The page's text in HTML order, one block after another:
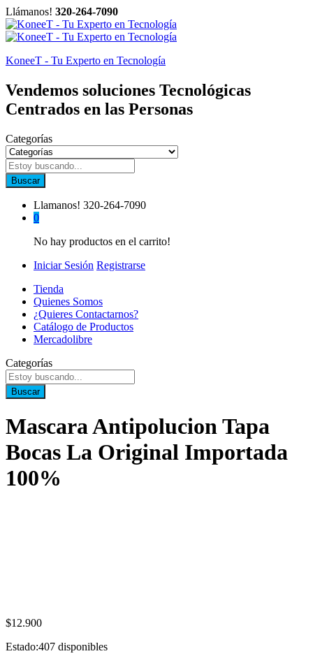
Llámanos! 320-264-7090
KoneeT - Tu Experto en Tecnología
Vendemos soluciones Tecnológicas
Centrados en las Personas
Categorías
Buscar
Llamanos! 320-264-7090
0
No hay productos en el carrito!
Iniciar Sesión Registrarse
Tienda
Quienes Somos
¿Quieres Contactarnos?
Catálogo de Productos
Mercadolibre
Categorías
Buscar
Mascara Antipolucion Tapa
Bocas La Original Importada
100%
$12.900
Estado:407 disponibles